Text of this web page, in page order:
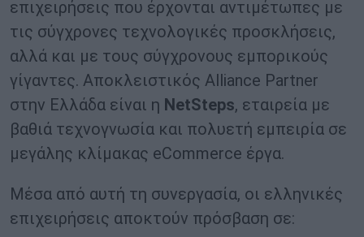
επιχειρήσεις που έρχονται αντιμέτωπες με
τις σύγχρονες τεχνολογικές προσκλήσεις,
αλλά και με τους σύγχρονους εμπορικούς
γίγαντες. Αποκλειστικός Alliance Partner
στην Ελλάδα είναι η NetSteps, εταιρεία με
βαθιά τεχνογνωσία και πολυετή εμπειρία σε
μεγάλης κλίμακας eCommerce έργα.
Μέσα από αυτή τη συνεργασία, οι ελληνικές
επιχειρήσεις αποκτούν πρόσβαση σε: